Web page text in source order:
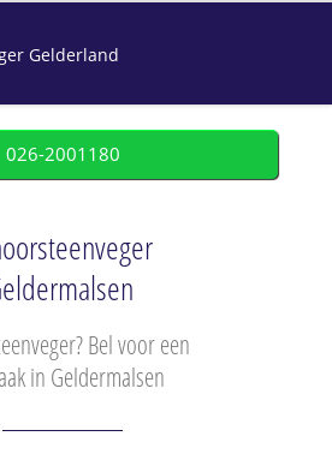
Gelderland
026-2001180
Bel voor een
in Geldermalsen